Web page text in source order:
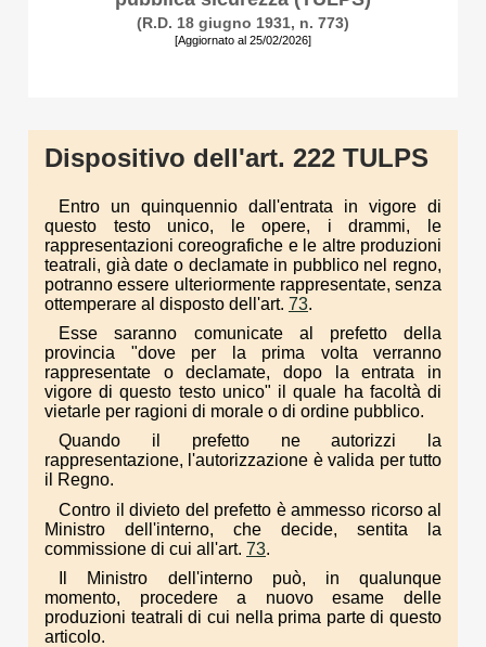
(R.D. 18 giugno 1931, n. 773)
[Aggiornato al 25/02/2026]
Dispositivo dell'art. 222 TULPS
Entro un quinquennio dall'entrata in vigore di
questo testo unico, le opere, i drammi, le
rappresentazioni coreografiche e le altre produzioni
teatrali, già date o declamate in pubblico nel regno,
potranno essere ulteriormente rappresentate, senza
ottemperare al disposto dell'art. 73.
Esse saranno comunicate al prefetto della
provincia "dove per la prima volta verranno
rappresentate o declamate, dopo la entrata in
vigore di questo testo unico" il quale ha facoltà di
vietarle per ragioni di morale o di ordine pubblico.
Quando il prefetto ne autorizzi la
rappresentazione, l'autorizzazione è valida per tutto
il Regno.
Contro il divieto del prefetto è ammesso ricorso al
Ministro dell'interno, che decide, sentita la
commissione di cui all'art. 73.
Il Ministro dell'interno può, in qualunque
momento, procedere a nuovo esame delle
produzioni teatrali di cui nella prima parte di questo
articolo.